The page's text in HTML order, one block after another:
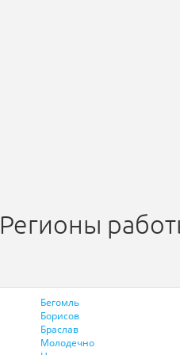
Регионы
Бегомль
Борисов
Браслав
Молодечно